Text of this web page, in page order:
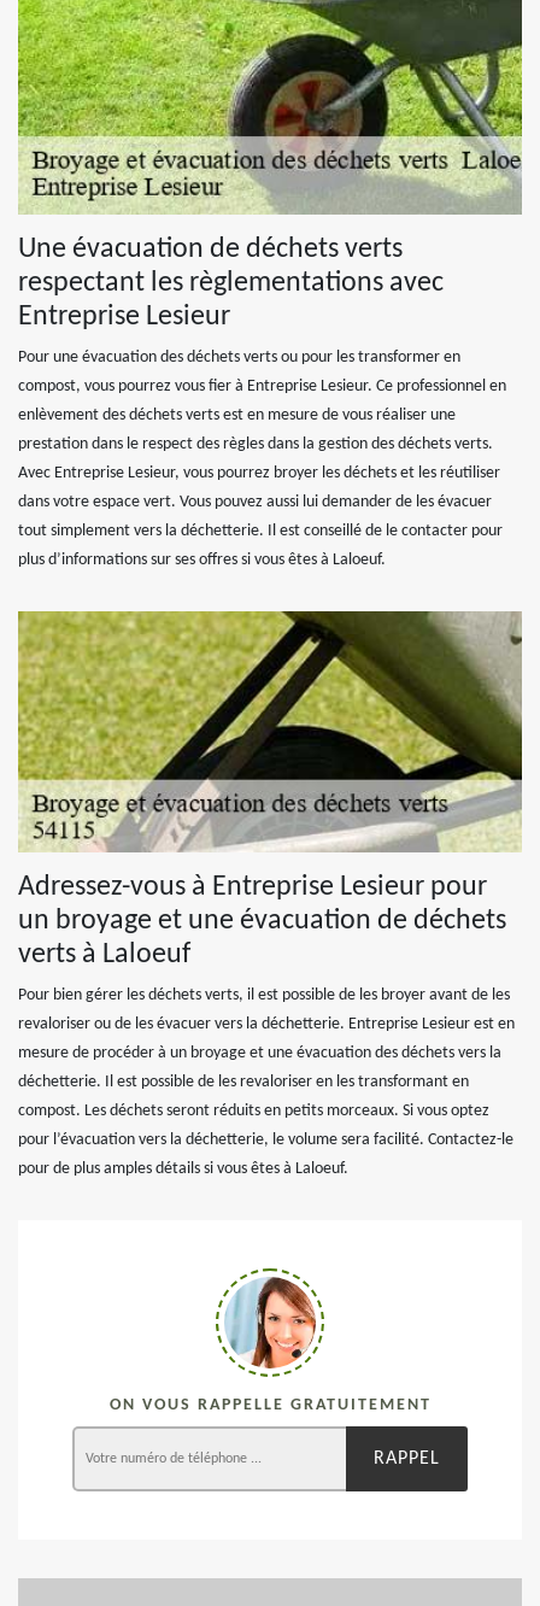
Une évacuation de déchets verts
respectant les règlementations avec
Entreprise Lesieur
Pour une évacuation des déchets verts ou pour les transformer en
compost, vous pourrez vous fier à Entreprise Lesieur. Ce professionnel en
enlèvement des déchets verts est en mesure de vous réaliser une
prestation dans le respect des règles dans la gestion des déchets verts.
Avec Entreprise Lesieur, vous pourrez broyer les déchets et les réutiliser
dans votre espace vert. Vous pouvez aussi lui demander de les évacuer
tout simplement vers la déchetterie. Il est conseillé de le contacter pour
plus d’informations sur ses offres si vous êtes à Laloeuf.
Adressez-vous à Entreprise Lesieur pour
un broyage et une évacuation de déchets
verts à Laloeuf
Pour bien gérer les déchets verts, il est possible de les broyer avant de les
revaloriser ou de les évacuer vers la déchetterie. Entreprise Lesieur est en
mesure de procéder à un broyage et une évacuation des déchets vers la
déchetterie. Il est possible de les revaloriser en les transformant en
compost. Les déchets seront réduits en petits morceaux. Si vous optez
pour l’évacuation vers la déchetterie, le volume sera facilité. Contactez-le
pour de plus amples détails si vous êtes à Laloeuf.
ON VOUS RAPPELLE GRATUITEMENT